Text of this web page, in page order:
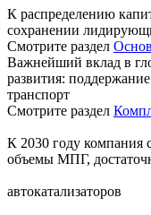
К распределению
сохранении
Смотрите раздел
Важнейший вклад в
развития:
транспорт
Смотрите раздел
К 2030 году компания
объемы МПГ,
автокатализаторов